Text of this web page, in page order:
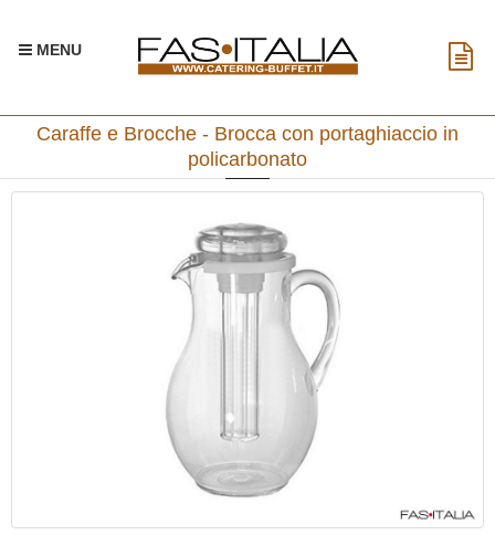
MENU
Caraffe e Brocche - Brocca con portaghiaccio in
policarbonato